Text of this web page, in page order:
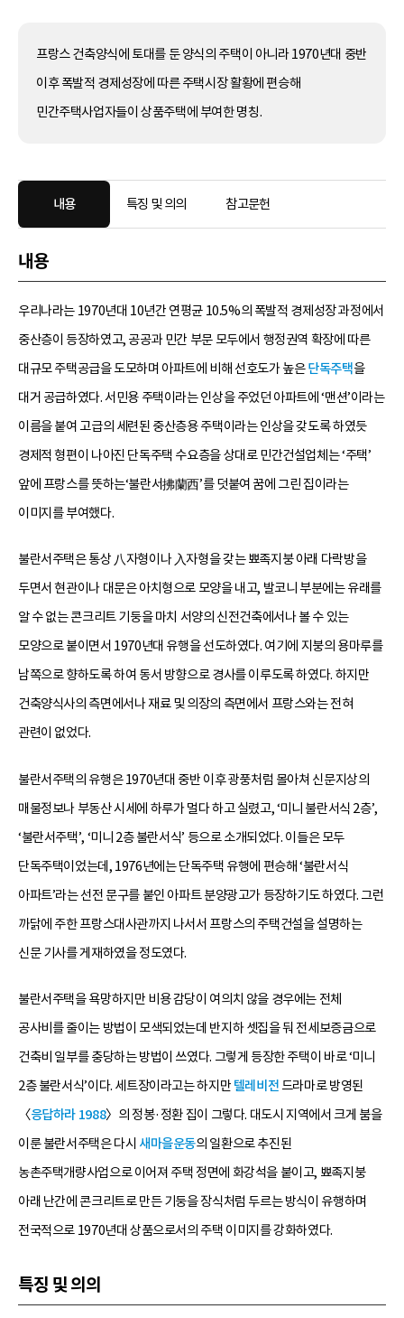
프랑스 건축양식에 토대를 둔 양식의 주택이 아니라 1970년대 중반
이후 폭발적 경제성장에 따른 주택시장 활황에 편승해
민간주택사업자들이 상품주택에 부여한 명칭.
내용 특징 및 의의 참고문헌
내용
우리나라는 1970년대 10년간 연평균 10.5%의 폭발적 경제성장 과정에서
중산층이 등장하였고, 공공과 민간 부문 모두에서 행정권역 확장에 따른
대규모 주택공급을 도모하며 아파트에 비해 선호도가 높은단독주택을
대거 공급하였다. 서민용 주택이라는 인상을 주었던 아파트에 ‘맨션’이라는
이름을 붙여 고급의 세련된 중산층용 주택이라는 인상을 갖도록 하였듯
경제적 형편이 나아진 단독주택 수요층을 상대로 민간건설업체는 ‘주택’
앞에 프랑스를 뜻하는‘불란서拂蘭西’를 덧붙여 꿈에 그린 집이라는
이미지를 부여했다.
불란서주택은 통상 八자형이나 入자형을 갖는 뾰족지붕 아래 다락방을
두면서 현관이나 대문은 아치형으로 모양을 내고, 발코니 부분에는 유래를
알 수 없는 콘크리트 기둥을 마치 서양의 신전건축에서나 볼 수 있는
모양으로 붙이면서 1970년대 유행을 선도하였다. 여기에 지붕의 용마루를
남쪽으로 향하도록 하여 동서 방향으로 경사를 이루도록 하였다. 하지만
건축양식사의 측면에서나 재료 및 의장의 측면에서 프랑스와는 전혀
관련이 없었다.
불란서주택의 유행은 1970년대 중반 이후 광풍처럼 몰아쳐 신문지상의
매물정보나 부동산 시세에 하루가 멀다 하고 실렸고, ‘미니 불란서식 2층’,
‘불란서주택’, ‘미니 2층 불란서식’ 등으로 소개되었다. 이들은 모두
단독주택이었는데, 1976년에는 단독주택 유행에 편승해 ‘불란서식
아파트’라는 선전 문구를 붙인 아파트 분양광고가 등장하기도 하였다. 그런
까닭에 주한 프랑스대사관까지 나서서 프랑스의 주택건설을 설명하는
신문 기사를 게재하였을 정도였다.
불란서주택을 욕망하지만 비용 감당이 여의치 않을 경우에는 전체
공사비를 줄이는 방법이 모색되었는데 반지하 셋집을 둬 전세보증금으로
건축비 일부를 충당하는 방법이 쓰였다. 그렇게 등장한 주택이 바로 ‘미니
2층 불란서식’이다. 세트장이라고는 하지만 텔레비전 드라마로 방영된
〈응답하라 1988〉의 정봉·정환 집이 그렇다. 대도시 지역에서 크게 붐을
이룬 불란서주택은 다시 새마을운동의 일환으로 추진된
농촌주택개량사업으로 이어져 주택 정면에 화강석을 붙이고, 뾰족지붕
아래 난간에 콘크리트로 만든 기둥을 장식처럼 두르는 방식이 유행하며
전국적으로 1970년대 상품으로서의 주택 이미지를 강화하였다.
특징 및 의의